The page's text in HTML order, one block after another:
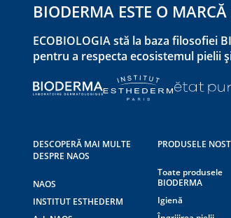
BIODERMA ESTE O MARCĂ
ECOBIOLOGIA stă la baza filosofiei
pentru a respecta ecosistemul pielii
DESCOPERĂ MAI MULTE
DESPRE NAOS
NAOS
INSTITUT ESTHEDERM
PRODUSELE
Toate produsele
BIODERMA
Igienă